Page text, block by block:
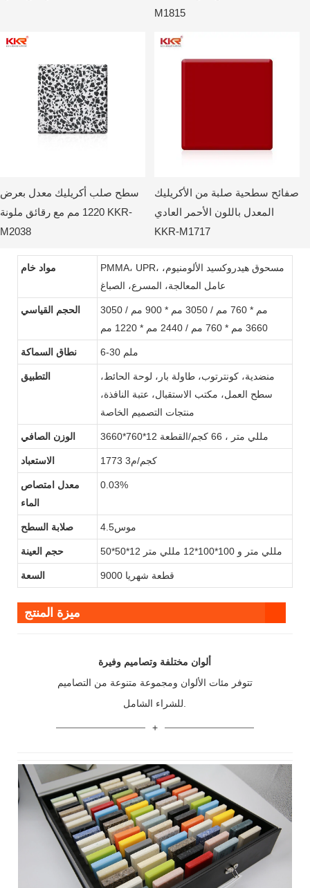
M1815
سطح صلب أكريليك معدل بعرض
1220 مم مع رقائق ملونة KKR-
M2038
صفائح سطحية صلبة من الأكريليك
المعدل باللون الأحمر العادي
KKR-M1717
مواد خام
PMMA، UPR، مسحوق هيدروكسيد الألومنيوم،
عامل المعالجة، المسرع، الصباغ
الحجم القياسي
3050 مم * 760 مم / 3050 مم * 900 مم /
3660 مم * 760 مم / 2440 مم * 1220 مم
نطاق السماكة 6-30 ملم
التطبيق
منضدية، كونترتوب، طاولة بار، لوحة الحائط،
سطح العمل، مكتب الاستقبال، عتبة النافذة،
منتجات التصميم الخاصة
الوزن الصافي 3660*760*12 مللي متر ، 66 كجم/القطعة
الاستعباد 1773 كجم/م3
معدل امتصاص
الماء
0.03%
صلابة السطح موس4.5
حجم العينة 50*50*12 مللي متر و 100*100*12 مللي متر
السعة 9000 قطعة شهريا
ميزة المنتج
ألوان مختلفة وتصاميم وفيرة
تتوفر مئات الألوان ومجموعة متنوعة من التصاميم